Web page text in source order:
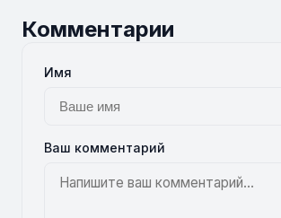
Комментарии
Имя
Ваш комментарий